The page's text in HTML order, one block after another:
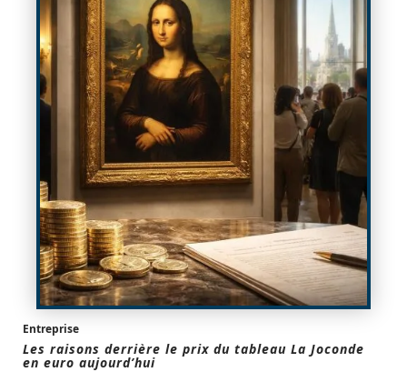
Entreprise
Les raisons derrière le prix du tableau La Joconde
en euro aujourd’hui